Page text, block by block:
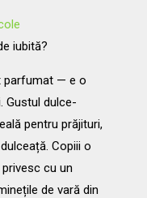
iubită?
parfumat — e o
Gustul dulce-
pentru prăjituri,
Copiii o
cu un
de vară din